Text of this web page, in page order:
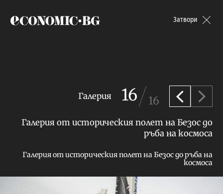
Economic.bg Затвори
Галерия от историческия полет на Безос до
ръба на космоса
Галерия от историческия полет на Безос до ръба на
космоса
Галерия 16 16 Предишна